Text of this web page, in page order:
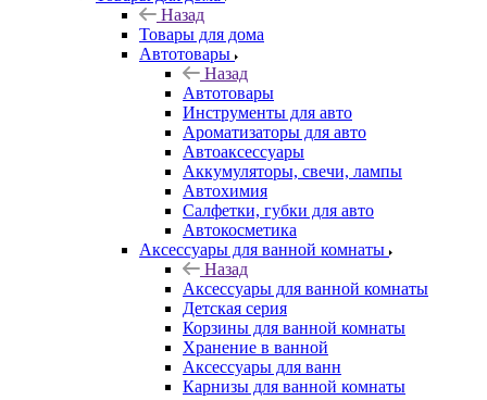
Назад
Товары для дома
Автотовары
Назад
Автотовары
Инструменты для авто
Ароматизаторы для авто
Автоаксессуары
Аккумуляторы, свечи, лампы
Автохимия
Салфетки, губки для авто
Автокосметика
Аксессуары для ванной комнаты
Назад
Аксессуары для ванной комнаты
Детская серия
Корзины для ванной комнаты
Хранение в ванной
Аксессуары для ванн
Карнизы для ванной комнаты